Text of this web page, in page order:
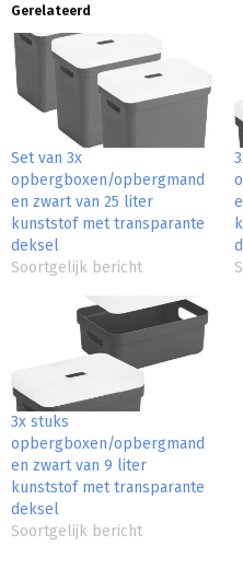
Gerelateerd
Set van 3x
opbergboxen/opbergmand
en zwart van 25 liter
kunststof met transparante
deksel
Soortgelijk bericht
3x stuks
opbergboxen/opbergmand
en zwart van 9 liter
kunststof met transparante
deksel
Soortgelijk bericht